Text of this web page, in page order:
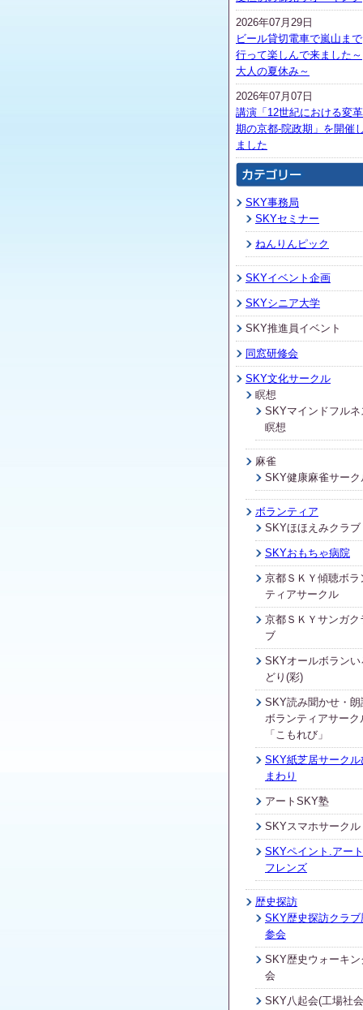
2026年07月29日
ビール貸切電車で嵐山まで
行って楽しんで来ました～
大人の夏休み～
2026年07月07日
講演「12世紀における変革
期の京都-院政期」を開催し
ました
SKY事務局
SKYセミナー
ねんりんピック
SKYイベント企画
SKYシニア大学
SKY推進員イベント
同窓研修会
SKY文化サークル
瞑想
SKYマインドフルネ
瞑想
麻雀
SKY健康麻雀サーク
ボランティア
SKYほほえみクラブ
SKYおもちゃ病院
京都ＳＫＹ傾聴ボラ
ティアサークル
京都ＳＫＹサンガク
ブ
SKYオールボランい
どり(彩)
SKY読み聞かせ・朗
ボランティアサーク
「こもれび」
SKY紙芝居サークル
まわり
アートSKY塾
SKYスマホサークル
SKYペイント.アー
フレンズ
歴史探訪
SKY歴史探訪クラブ
参会
SKY歴史ウォーキン
会
SKY八起会(工場社会